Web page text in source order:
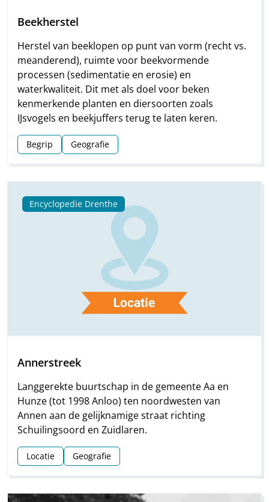
Beekherstel
Herstel van beeklopen op punt van vorm (recht vs.
meanderend), ruimte voor beekvormende
processen (sedimentatie en erosie) en
waterkwaliteit. Dit met als doel voor beken
kenmerkende planten en diersoorten zoals
IJsvogels en beekjuffers terug te laten keren.
Begrip Geografie
Encyclopedie Drenthe
Annerstreek
Langgerekte buurtschap in de gemeente Aa en
Hunze (tot 1998 Anloo) ten noordwesten van
Annen aan de gelijknamige straat richting
Schuilingsoord en Zuidlaren.
Locatie Geografie